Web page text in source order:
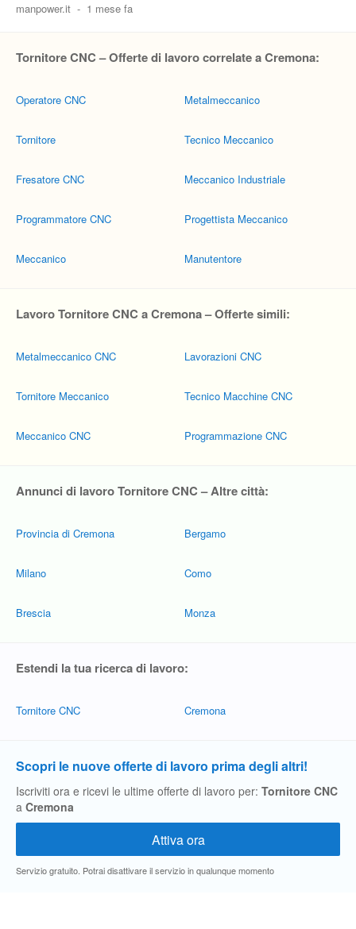
manpower.it - 1 mese fa
Tornitore CNC – Offerte di lavoro correlate a Cremona:
Operatore CNC
Tornitore
Fresatore CNC
Programmatore CNC
Meccanico
Metalmeccanico
Tecnico Meccanico
Meccanico Industriale
Progettista Meccanico
Manutentore
Lavoro Tornitore CNC a Cremona – Offerte simili:
Metalmeccanico CNC
Tornitore Meccanico
Meccanico CNC
Lavorazioni CNC
Tecnico Macchine CNC
Programmazione CNC
Annunci di lavoro Tornitore CNC – Altre città:
Provincia di Cremona
Milano
Brescia
Bergamo
Como
Monza
Estendi la tua ricerca di lavoro:
Tornitore CNC Cremona
Scopri le nuove offerte di lavoro prima degli altri!
Iscriviti ora e ricevi le ultime offerte di lavoro per: Tornitore CNC
a Cremona
Servizio gratuito. Potrai disattivare il servizio in qualunque momento